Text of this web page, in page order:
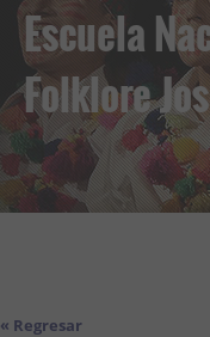
Escuela
Folklore
« Regresar